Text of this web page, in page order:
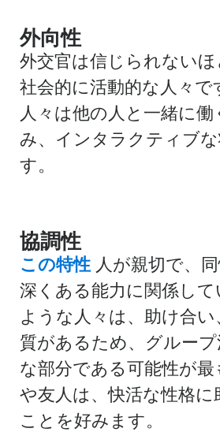
外向性
外交官は信じられない
社会的に活動的な人々で
人々は他の人と一緒に働
み、インタラクティブ
す。
協調性
この特性 人が親切で、
深くある能力に関係し
ような人々は、助け合
質があるため、グループ
な部分である可能性が最
や友人は、快活な性格に
ことを好みます。